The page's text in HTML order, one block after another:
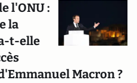
l'ONU :
la
t-elle
Macron ?